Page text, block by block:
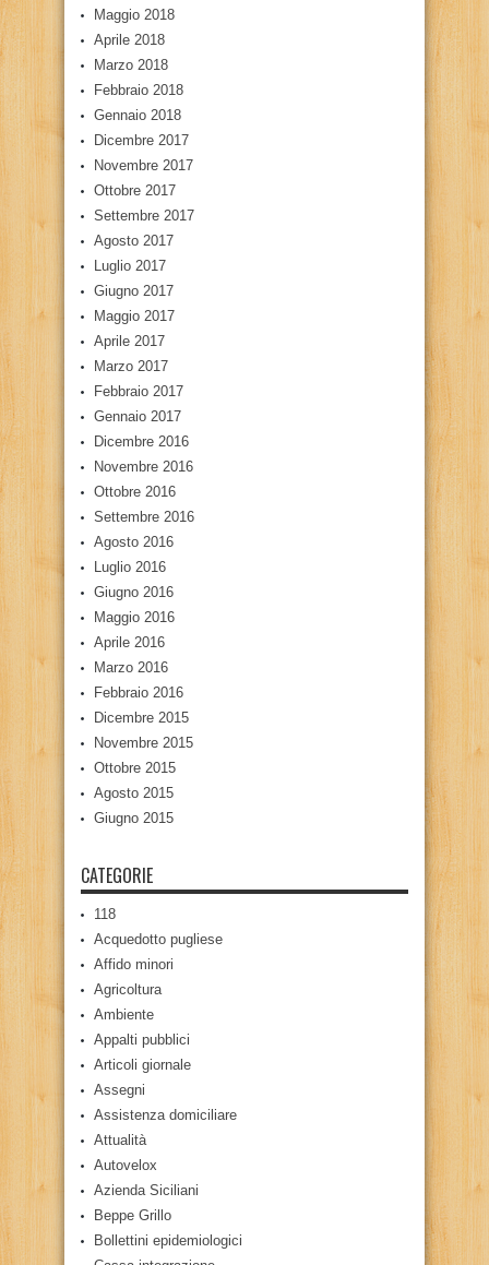
Maggio 2018
Aprile 2018
Marzo 2018
Febbraio 2018
Gennaio 2018
Dicembre 2017
Novembre 2017
Ottobre 2017
Settembre 2017
Agosto 2017
Luglio 2017
Giugno 2017
Maggio 2017
Aprile 2017
Marzo 2017
Febbraio 2017
Gennaio 2017
Dicembre 2016
Novembre 2016
Ottobre 2016
Settembre 2016
Agosto 2016
Luglio 2016
Giugno 2016
Maggio 2016
Aprile 2016
Marzo 2016
Febbraio 2016
Dicembre 2015
Novembre 2015
Ottobre 2015
Agosto 2015
Giugno 2015
CATEGORIE
118
Acquedotto pugliese
Affido minori
Agricoltura
Ambiente
Appalti pubblici
Articoli giornale
Assegni
Assistenza domiciliare
Attualità
Autovelox
Azienda Siciliani
Beppe Grillo
Bollettini epidemiologici